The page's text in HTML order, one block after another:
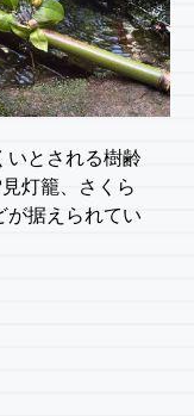
いとされる樹齢
灯籠、さくら
が据えられてい